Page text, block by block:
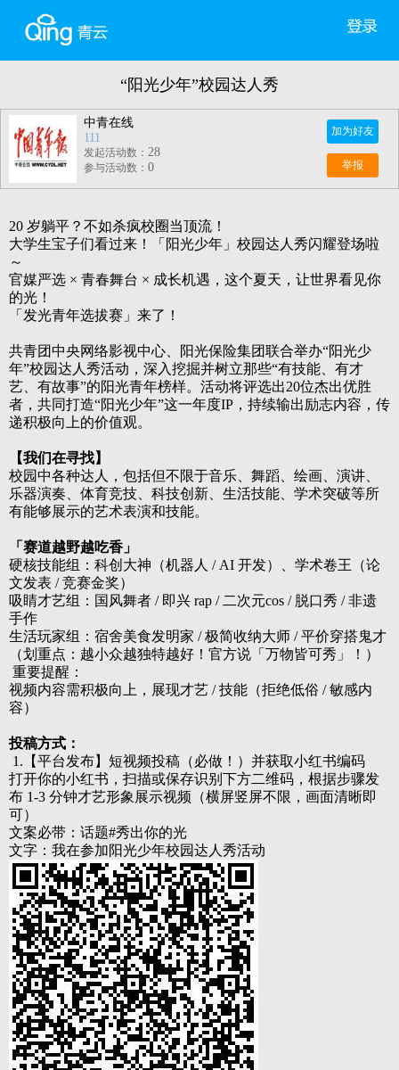
“阳光少年”校园达人秀
中青在线
111
发起活动数： 28
参与活动数： 0
加为好友
举报
20 岁躺平？不如杀疯校圈当顶流！
大学生宝子们看过来！「阳光少年」校园达人秀闪耀登场啦
～
官媒严选 × 青春舞台 × 成长机遇，这个夏天，让世界看见你
的光！
「发光青年选拔赛」来了！
共青团中央网络影视中心、阳光保险集团联合举办“阳光少
年”校园达人秀活动， 深入挖掘并树立那些“有技能、有才
艺、有故事”的阳光青年榜样。 活动将评选出20位杰出优胜
者，共同打造“阳光少年”这一年度IP，持续输出励志内容，传
递积极向上的价值观。
【我们在寻找】
校园中各种达人，包括但不限于音乐、舞蹈、绘画、演讲、
乐器演奏、体育竞技、科技创新、生活技能、学术突破等所
有能够展示的艺术表演和技能。
「赛道越野越吃香」
硬核技能组：科创大神（机器人 / AI 开发）、学术卷王（论
文发表 / 竞赛金奖）
吸睛才艺组：国风舞者 / 即兴 rap / 二次元cos / 脱口秀 / 非遗
手作
生活玩家组：宿舍美食发明家 / 极简收纳大师 / 平价穿搭鬼才
（划重点：越小众越独特越好！官方说「万物皆可秀」！）
重要提醒：
视频内容需积极向上，展现才艺 / 技能（拒绝低俗 / 敏感内
容）
投稿方式：
1.【平台发布】短视频投稿（必做！）并获取小红书编码
打开你的小红书，扫描或保存识别下方二维码，根据步骤发
布 1-3 分钟才艺形象展示视频（横屏竖屏不限，画面清晰即
可）
文案必带 ：话题#秀出你的光
文字：我在参加阳光少年校园达人秀活动